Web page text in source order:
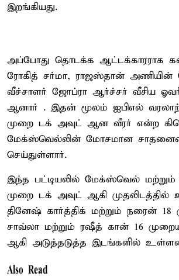
இறங்கியது.
அப்போது தொடக்க ஆட்டக்காரராக
ரோகித் சர்மா, ராஜஸ்தான் அணியின்
வீச்சாளர் ஜோப்ரா ஆர்ச்சர் வீசிய
ஆனார் . இதன் மூலம் ஐபிஎல்
முறை டக் அவுட் ஆன வீரர் என்ற
மேக்ஸ்வெல்லின் மோசமான
செய்துள்ளார்.
இந்த பட்டியலில் மேக்ஸ்வெல் மற்றும்
முறை டக் அவுட் ஆகி
தினேஷ் கார்த்திக் மற்றும் நரைன் 18
சாவ்லா மற்றும் ரஷீத் கான் 16
ஆகி அடுத்தடுத்த இடங்களில்
Also Read